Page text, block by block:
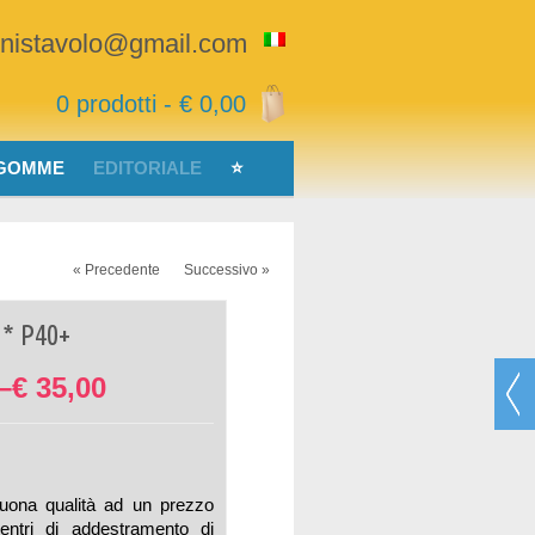
0 prodotti - € 0,00
EDITORIALE ⭐
« Precedente Successivo »
P40+
€ 35,00
qualità ad un prezzo
di addestramento di